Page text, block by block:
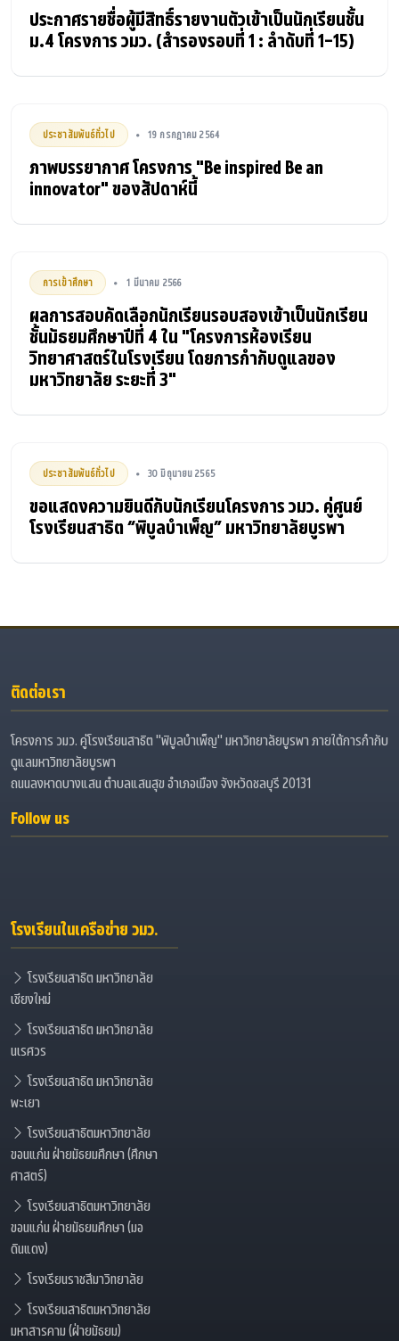
ประกาศรายชื่อผู้มีสิทธิ์รายงานตัวเข้าเป็นนักเรียนชั้น
ม.4 โครงการ วมว. (สำรองรอบที่ 1 : ลำดับที่ 1-15)
ประชาสัมพันธ์ทั่วไป • 19 กรกฎาคม 2564
ภาพบรรยากาศ โครงการ "Be inspired Be an
innovator" ของสัปดาห์นี้
การเข้าศึกษา • 1 มีนาคม 2566
ผลการสอบคัดเลือกนักเรียนรอบสองเข้าเป็นนักเรียน
ชั้นมัธยมศึกษาปีที่ 4 ใน "โครงการห้องเรียน
วิทยาศาสตร์ในโรงเรียน โดยการกำกับดูแลของ
มหาวิทยาลัย ระยะที่ 3"
ประชาสัมพันธ์ทั่วไป • 30 มิถุนายน 2565
ขอแสดงความยินดีกับนักเรียนโครงการ วมว. คู่ศูนย์
โรงเรียนสาธิต “พิบูลบำเพ็ญ” มหาวิทยาลัยบูรพา
ติดต่อเรา
โครงการ วมว. คู่โรงเรียนสาธิต "พิบูลบำเพ็ญ" มหาวิทยาลัยบูรพา ภายใต้การกำกับ
ดูแลมหาวิทยาลัยบูรพา
ถนนลงหาดบางแสน ตำบลแสนสุข อำเภอเมือง จังหวัดชลบุรี 20131
Follow us
โรงเรียนในเครือข่าย วมว.
โรงเรียนสาธิต มหาวิทยาลัย
เชียงใหม่
โรงเรียนสาธิต มหาวิทยาลัย
นเรศวร
โรงเรียนสาธิต มหาวิทยาลัย
พะเยา
โรงเรียนสาธิตมหาวิทยาลัย
ขอนแก่น ฝ่ายมัธยมศึกษา (ศึกษา
ศาสตร์)
โรงเรียนสาธิตมหาวิทยาลัย
ขอนแก่น ฝ่ายมัธยมศึกษา (มอ
ดินแดง)
โรงเรียนราชสีมาวิทยาลัย
โรงเรียนสาธิตมหาวิทยาลัย
มหาสารคาม (ฝ่ายมัธยม)